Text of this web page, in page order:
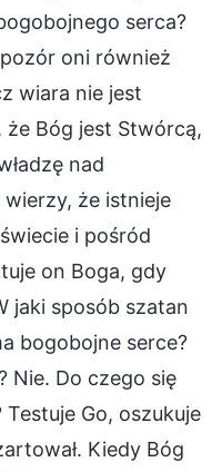
serca?
oni również
wiara nie jest
Bóg jest Stwórcą,
nad
że istnieje
i pośród
on Boga, gdy
jaki sposób szatan
bogobojne serce?
Nie. Do czego się
Go, oszukuje
Kiedy Bóg